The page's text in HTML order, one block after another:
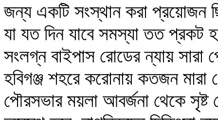
জন্য একটি সংস্থান করা প্রয়োজন
যা যত দিন যাবে সমস্যা তত
সংলগ্ন বাইপাস রোডের ন্যায় সারা
হবিগঞ্জ শহরে করোনায় কতজন মারা
পৌরসভার ময়লা আবর্জনা থেকে সৃষ্ট